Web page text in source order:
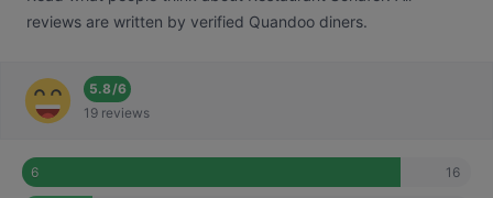
reviews are written by verified Quandoo diners.
5.8/6
19 reviews
6 16